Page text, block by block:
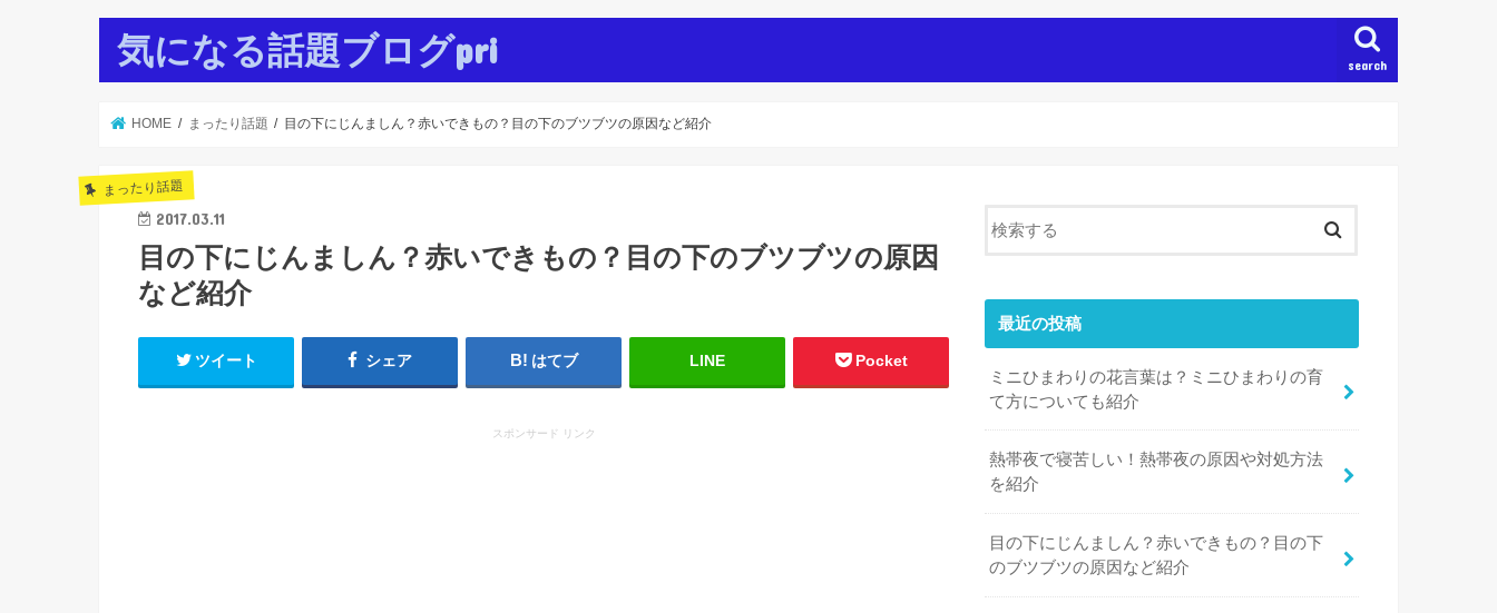
気になる話題ブログpri search
HOME まったり話題 目の下にじんましん？赤いできもの？目の下のブツブツの原因など紹介
まったり話題
2017.03.11
目の下にじんましん？赤いできもの？目の下のブツブツの原因
など紹介
ツイート シェア はてブ LINE Pocket
スポンサード リンク
最近の投稿
ミニひまわりの花言葉は？ミニひまわりの育
て方についても紹介
熱帯夜で寝苦しい！熱帯夜の原因や対処方法
を紹介
目の下にじんましん？赤いできもの？目の下
のブツブツの原因など紹介